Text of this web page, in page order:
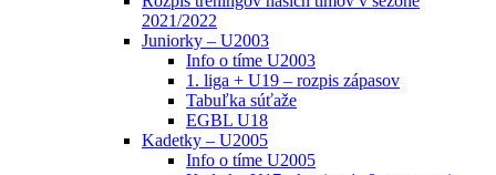
2021/2022
Juniorky – U2003
Info o tíme U2003
1. liga + U19 – rozpis zápasov
Tabuľka súťaže
EGBL U18
Kadetky – U2005
Info o tíme U2005